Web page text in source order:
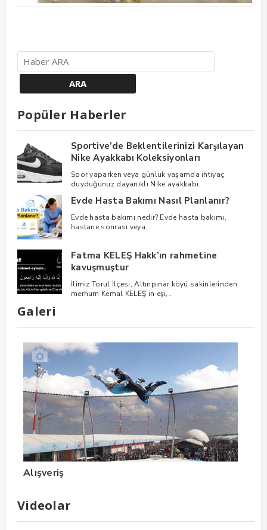
Popüler Haberler
Sportive’de Beklentilerinizi Karşılayan
Nike Ayakkabı Koleksiyonları
Spor yaparken veya günlük yaşamda ihtiyaç
duyduğunuz dayanıklı Nike ayakkabı..
Evde Hasta Bakımı Nasıl Planlanır?
Evde hasta bakımı nedir? Evde hasta bakımı,
hastane sonrası veya..
Fatma KELEŞ Hakk’ın rahmetine
kavuşmuştur
İlimiz Torul İlçesi, Altınpınar köyü sakinlerinden
merhum Kemal KELEŞ’in eşi,..
Galeri
Alışveriş
Videolar